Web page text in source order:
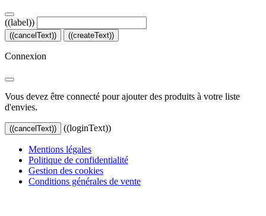
((label))
((cancelText)) ((createText))
Connexion
Vous devez être connecté pour ajouter des produits à votre liste
d'envies.
((cancelText)) ((loginText))
Mentions légales
Politique de confidentialité
Gestion des cookies
Conditions générales de vente